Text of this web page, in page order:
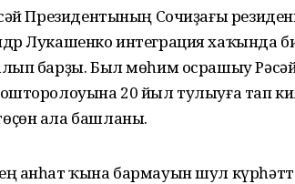
Президентының Сочиҙағы
Лукашенко интеграция хаҡында
барҙы. Был мөһим осрашыу Рәсәй
20 йыл тулыуға тап
ала башланы.
анһат ҡына бармауын шул